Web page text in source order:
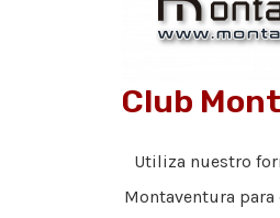
Club
Utiliza nuestro
Montaventura